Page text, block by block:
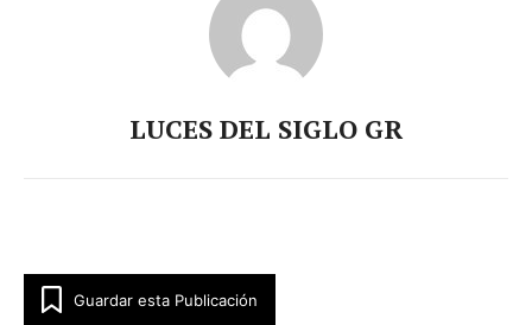
LUCES DEL SIGLO GR
Guardar esta Publicación